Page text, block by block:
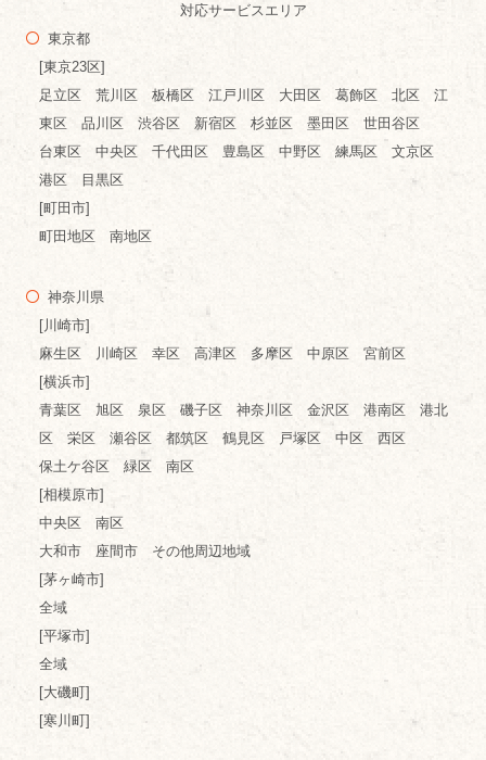
対応サービスエリア
東京都
[東京23区]
足立区 荒川区 板橋区 江戸川区 大田区 葛飾区 北区 江
東区 品川区 渋谷区 新宿区 杉並区 墨田区 世田谷区
台東区 中央区 千代田区 豊島区 中野区 練馬区 文京区
港区 目黒区
[町田市]
町田地区 南地区
神奈川県
[川崎市]
麻生区 川崎区 幸区 高津区 多摩区 中原区 宮前区
[横浜市]
青葉区 旭区 泉区 磯子区 神奈川区 金沢区 港南区 港北
区 栄区 瀬谷区 都筑区 鶴見区 戸塚区 中区 西区
保土ケ谷区 緑区 南区
[相模原市]
中央区 南区
大和市 座間市 その他周辺地域
[茅ヶ崎市]
全域
[平塚市]
全域
[大磯町]
[寒川町]